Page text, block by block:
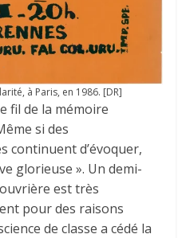
à Paris, en 1986. [DR]
fil de la mémoire
si des
continuent d’évoquer,
glorieuse ». Un demi-
est très
pour des raisons
de classe a cédé la